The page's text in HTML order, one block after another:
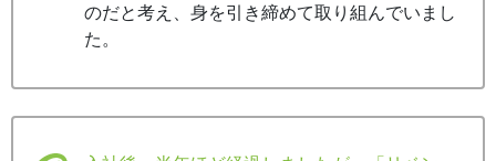
のだと考え、身を引き締めて取り組んでいまし
た。